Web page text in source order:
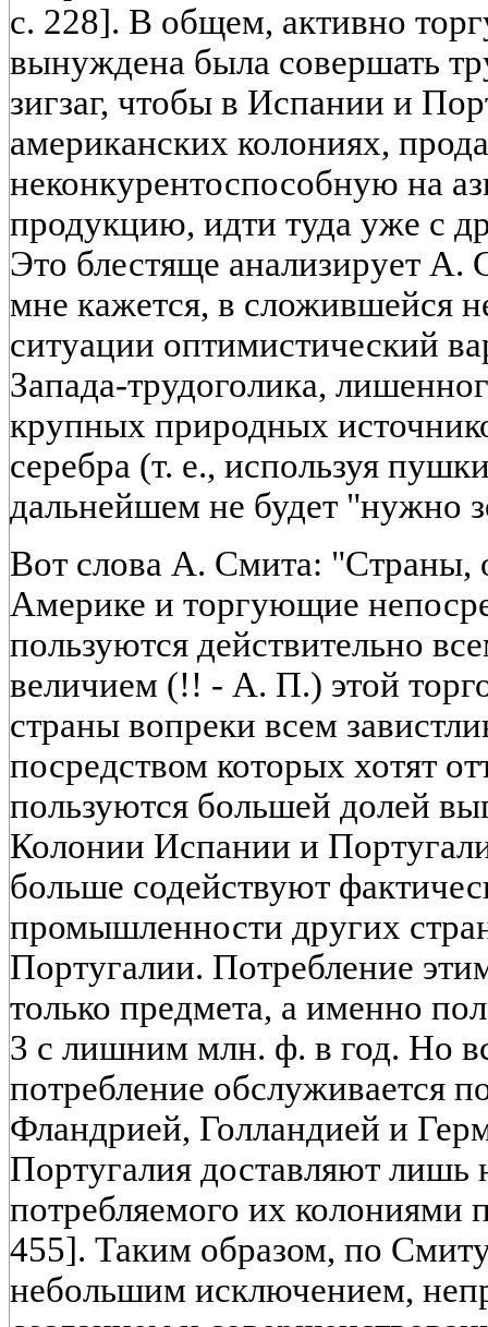
с. 228]. В общем, активно
вынуждена была совершать
зигзаг, чтобы в Испании и
американских колониях,
неконкурентоспособную на
продукцию, идти туда уже с
Это блестяще анализирует А.
мне кажется, в сложившейся
ситуации оптимистический
Запада-трудоголика,
крупных природных
серебра (т. е., используя
дальнейшем не будет "нужно
Вот слова А. Смита: "Страны,
Америке и торгующие
пользуются действительно
величием (!! - А. П.) этой
страны вопреки всем
посредством которых хотят
пользуются большей долей
Колонии Испании и
больше содействуют
промышленности других
Португалии. Потребление
только предмета, а именно
3 с лишним млн. ф. в год. Но
потребление обслуживается
Фландрией, Голландией и
Португалия доставляют лишь
потребляемого их колониями
455]. Таким образом, по
небольшим исключением,